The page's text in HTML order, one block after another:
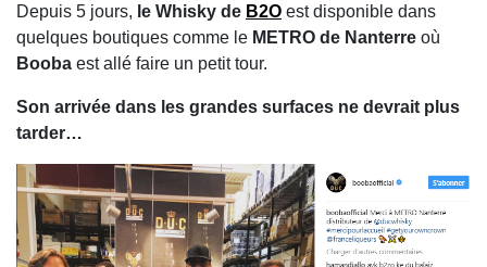
Depuis 5 jours, le Whisky de B2O est disponible dans
quelques boutiques comme le METRO de Nanterre où
Booba est allé faire un petit tour.
Son arrivée dans les grandes surfaces ne devrait plus
tarder…